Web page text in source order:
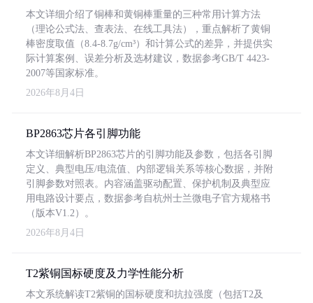
本文详细介绍了铜棒和黄铜棒重量的三种常用计算方法
（理论公式法、查表法、在线工具法），重点解析了黄铜
棒密度取值（8.4-8.7g/cm³）和计算公式的差异，并提供实
际计算案例、误差分析及选材建议，数据参考GB/T 4423-
2007等国家标准。
2026年8月4日
BP2863芯片各引脚功能
本文详细解析BP2863芯片的引脚功能及参数，包括各引脚
定义、典型电压/电流值、内部逻辑关系等核心数据，并附
引脚参数对照表。内容涵盖驱动配置、保护机制及典型应
用电路设计要点，数据参考自杭州士兰微电子官方规格书
（版本V1.2）。
2026年8月4日
T2紫铜国标硬度及力学性能分析
本文系统解读T2紫铜的国标硬度和抗拉强度（包括T2及